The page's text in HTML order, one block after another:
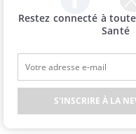
Facebook
Restez connecté à
Santé
S'INSCRIRE À LA